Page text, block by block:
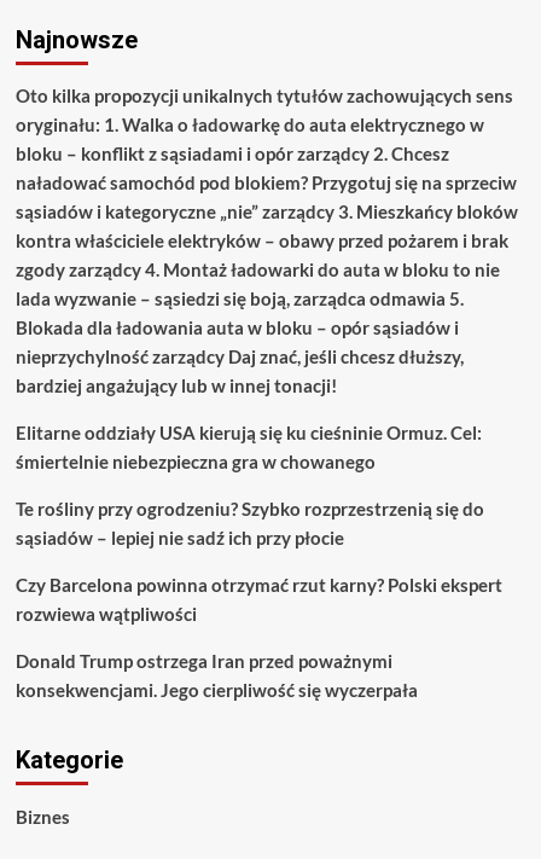
Najnowsze
Oto kilka propozycji unikalnych tytułów zachowujących sens
oryginału: 1. Walka o ładowarkę do auta elektrycznego w
bloku – konflikt z sąsiadami i opór zarządcy 2. Chcesz
naładować samochód pod blokiem? Przygotuj się na sprzeciw
sąsiadów i kategoryczne „nie” zarządcy 3. Mieszkańcy bloków
kontra właściciele elektryków – obawy przed pożarem i brak
zgody zarządcy 4. Montaż ładowarki do auta w bloku to nie
lada wyzwanie – sąsiedzi się boją, zarządca odmawia 5.
Blokada dla ładowania auta w bloku – opór sąsiadów i
nieprzychylność zarządcy Daj znać, jeśli chcesz dłuższy,
bardziej angażujący lub w innej tonacji!
Elitarne oddziały USA kierują się ku cieśninie Ormuz. Cel:
śmiertelnie niebezpieczna gra w chowanego
Te rośliny przy ogrodzeniu? Szybko rozprzestrzenią się do
sąsiadów – lepiej nie sadź ich przy płocie
Czy Barcelona powinna otrzymać rzut karny? Polski ekspert
rozwiewa wątpliwości
Donald Trump ostrzega Iran przed poważnymi
konsekwencjami. Jego cierpliwość się wyczerpała
Kategorie
Biznes